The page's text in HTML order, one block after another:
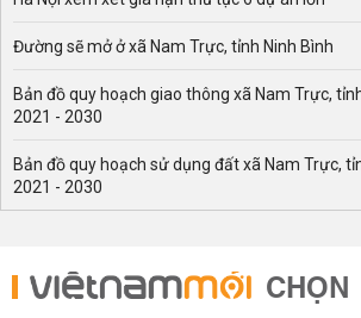
Đường sẽ mở ở xã Nam Trực, tỉnh Ninh Bình
Bản đồ quy hoạch giao thông xã Nam Trực,
2021 - 2030
Bản đồ quy hoạch sử dụng đất xã Nam Trực,
2021 - 2030
CHỌN